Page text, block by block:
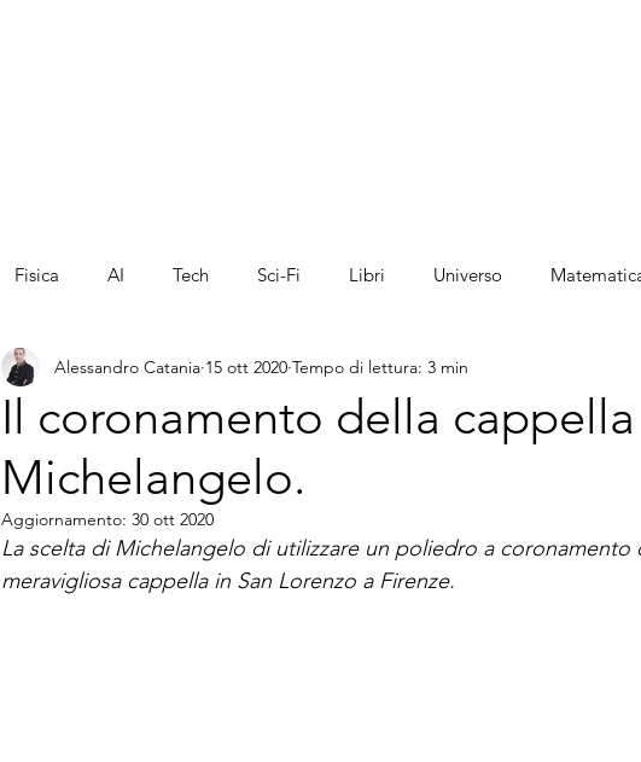
Fisica AI Tech Sci-Fi Libri Universo
Storia Personaggi Spazio Arte Movie
Archeologia
Il coronamento della
Michelangelo.
Alessandro Catania 15 ott 2020 Tempo di lettura: 3 min
Aggiornamento: 30 ott 2020
La scelta di Michelangelo di utilizzare un poliedro a coronamento
meravigliosa cappella in San Lorenzo a Firenze.